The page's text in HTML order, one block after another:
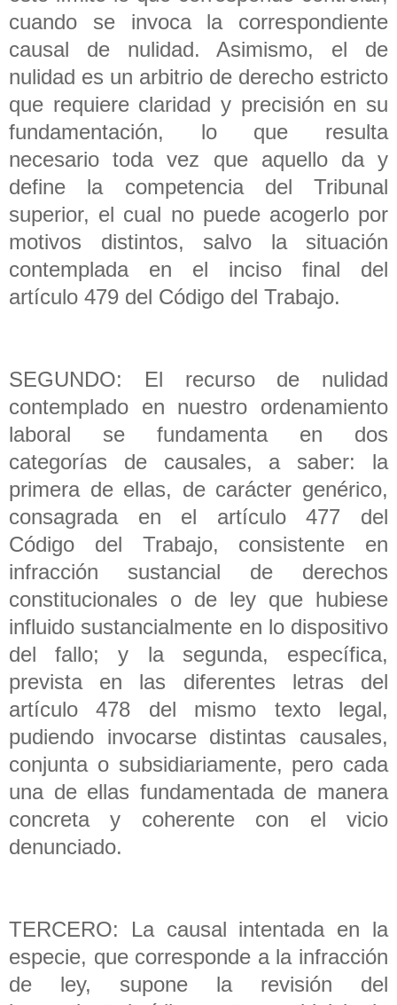
cuando se invoca la correspondiente
causal de nulidad. Asimismo, el de
nulidad es un arbitrio de derecho estricto
que requiere claridad y precisión en su
fundamentación, lo que resulta
necesario toda vez que aquello da y
define la competencia del Tribunal
superior, el cual no puede acogerlo por
motivos distintos, salvo la situación
contemplada en el inciso final del
artículo 479 del Código del Trabajo.
SEGUNDO: El recurso de nulidad
contemplado en nuestro ordenamiento
laboral se fundamenta en dos
categorías de causales, a saber: la
primera de ellas, de carácter genérico,
consagrada en el artículo 477 del
Código del Trabajo, consistente en
infracción sustancial de derechos
constitucionales o de ley que hubiese
influido sustancialmente en lo dispositivo
del fallo; y la segunda, específica,
prevista en las diferentes letras del
artículo 478 del mismo texto legal,
pudiendo invocarse distintas causales,
conjunta o subsidiariamente, pero cada
una de ellas fundamentada de manera
concreta y coherente con el vicio
denunciado.
TERCERO: La causal intentada en la
especie, que corresponde a la infracción
de ley, supone la revisión del